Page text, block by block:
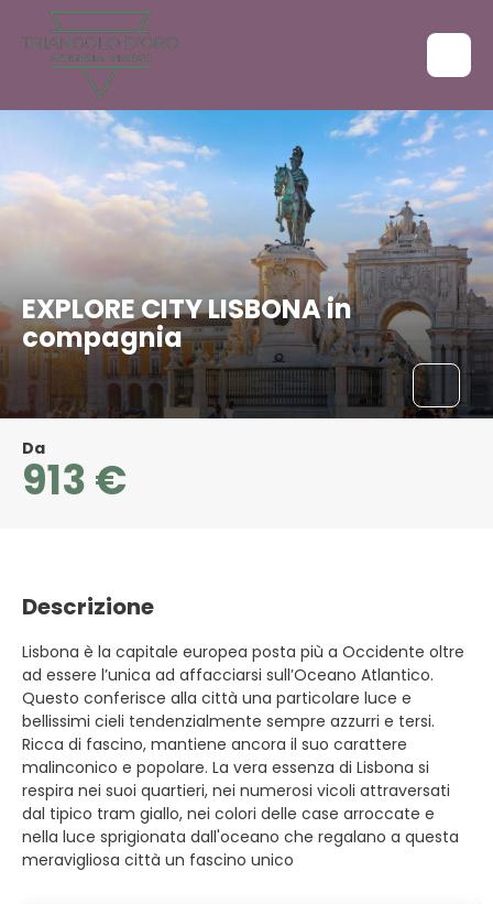
EXPLORE CITY LISBONA in
compagnia
Da
913 €
Descrizione
Lisbona è la capitale europea posta più a Occidente oltre
ad essere l’unica ad affacciarsi sull’Oceano Atlantico.
Questo conferisce alla città una particolare luce e
bellissimi cieli tendenzialmente sempre azzurri e tersi.
Ricca di fascino, mantiene ancora il suo carattere
malinconico e popolare. La vera essenza di Lisbona si
respira nei suoi quartieri, nei numerosi vicoli attraversati
dal tipico tram giallo, nei colori delle case arroccate e
nella luce sprigionata dall'oceano che regalano a questa
meravigliosa città un fascino unico